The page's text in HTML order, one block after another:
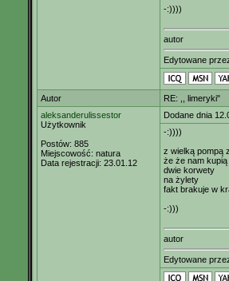
-:))))
autor
Edytowane
Autor
RE: ,, limeryki"
aleksanderulissestor
Użytkownik
Postów: 885
Miejscowość: natura
Data rejestracji: 23.01.12
Dodane dnia
-:))))
z wielką pompą
że że nam
dwie korwety
na żylety
fakt brakuje w
-:)))
autor
Edytowane